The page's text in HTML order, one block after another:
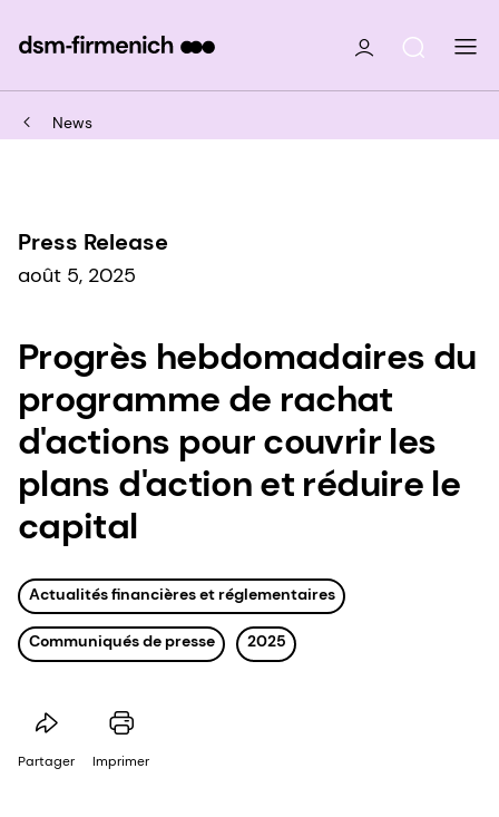
News
Press Release
août 5, 2025
Progrès hebdomadaires du
programme de rachat
d'actions pour couvrir les
plans d'action et réduire le
capital
Actualités financières et réglementaires
Communiqués de presse 2025
Partager Imprimer